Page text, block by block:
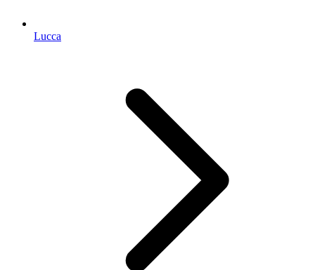
Lucca